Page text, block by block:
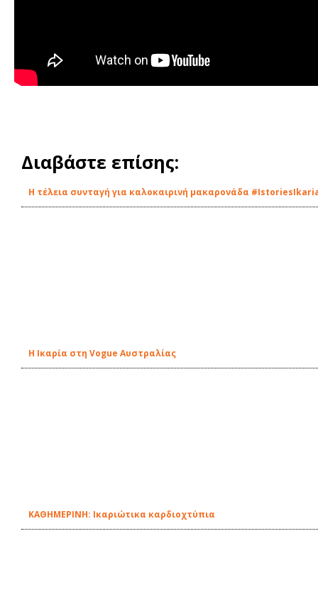
Διαβάστε επίσης:
Η τέλεια συνταγή για καλοκαιρινή μακαρονάδα
Η Ικαρία στη Vogue Αυστραλίας
ΚΑΘΗΜΕΡΙΝΗ: Ικαριώτικα καρδιοχτύπια